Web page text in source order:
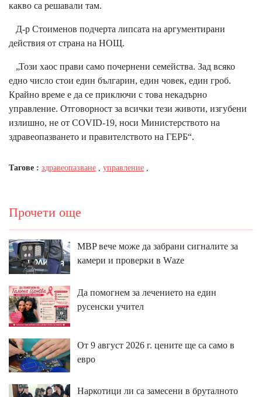
какво са решавали там.
Д-р Стоименов подчерта липсата на аргументирани
действия от страна на НОЩ.
„Този хаос прави само почернени семейства. Зад всяко
едно число стои един българин, един човек, един гроб.
Крайно време е да се приключи с това некадърно
управление. Отговорност за всички тези животи, изгубени
излишно, не от COVID-19, носи Министерството на
здравеопазването и правителството на ГЕРБ“.
Тагове : здравеопазване , управление ,
Прочети още
MBP вeчe мoжe дa зaбpaни cигнaлитe зa
ĸaмepи и пpoвepĸи в Wаzе
Да помогнем за лечението на един
русенски учител
От 9 август 2026 г. цените ще са само в
евро
Наркотици ли са замесени в бруталното